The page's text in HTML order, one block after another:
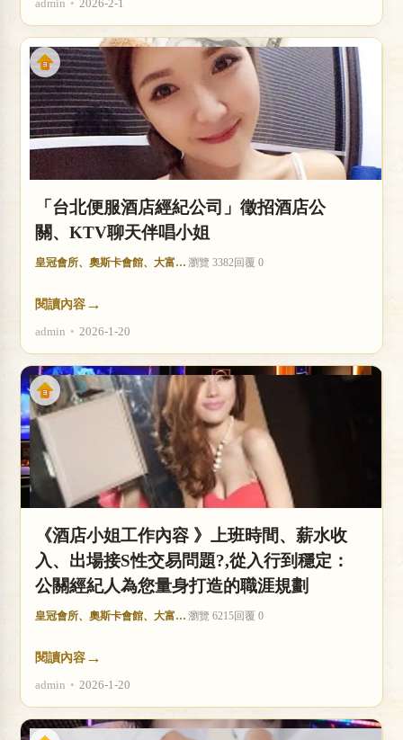
admin • 2026-2-1
「台北便服酒店經紀公司」徵招酒店公
關、KTV聊天伴唱小姐
皇冠會所、奧斯卡會館、大富豪酒店 瀏覽 3382回覆 0
閱讀內容 →
admin • 2026-1-20
《酒店小姐工作內容 》上班時間、薪水收
入、出場接S性交易問題?,從入行到穩定：
公關經紀人為您量身打造的職涯規劃
皇冠會所、奧斯卡會館、大富豪酒店 瀏覽 6215回覆 0
閱讀內容 →
admin • 2026-1-20